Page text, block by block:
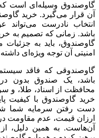
گاوصندوق وسیله‌ای است که
آن قرار می‌گیرد. خرید
انتخاب نادرست می‌تواند
باشد. زمانی که تصمیم به
گاوصندوق، باید به جزئیات
امنیتی آن توجه ویژه‌ای
گاوصندوقی که فاقد
باشد، یک صندوق بدون
محافظت از اسناد، طلا، و
خرید گاوصندوق با کیفیت
دست رفتن سرمایه‌ شما
ارزان قیمت، عدم مقاومت
آن‌هاست. به همین دلیل،